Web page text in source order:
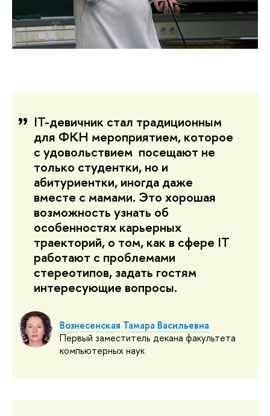
IT-девичник стал традиционным
для ФКН мероприятием, которое
с удовольствием посещают не
только студентки, но и
абитуриентки, иногда даже
вместе с мамами. Это хорошая
возможность узнать об
особенностях карьерных
траекторий, о том, как в сфере IT
работают с проблемами
стереотипов, задать гостям
интересующие вопросы.
Вознесенская Тамара Васильевна
Первый заместитель декана факультета
компьютерных наук